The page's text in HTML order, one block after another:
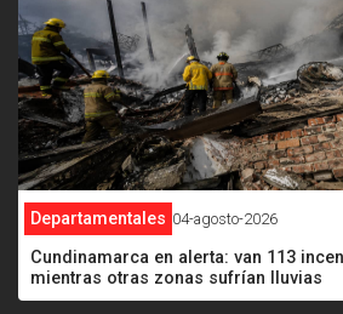
Departamentales 04-agosto-2026
Cundinamarca en alerta: van 113
mientras otras zonas sufrían lluvias